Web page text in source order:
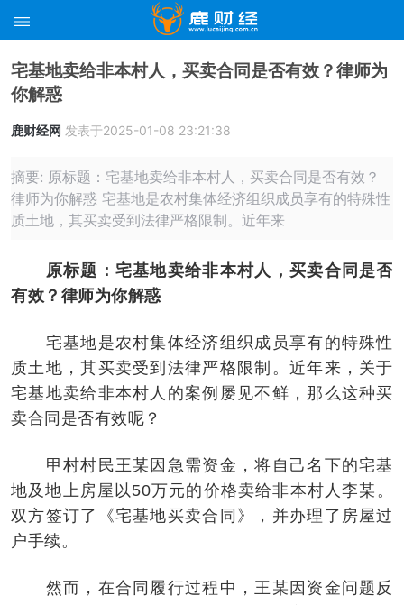
宅基地卖给非本村人，买卖合同是否有效？律师为
你解惑
鹿财经网 发表于2025-01-08 23:21:38
摘要: 原标题：宅基地卖给非本村人，买卖合同是否有效？
律师为你解惑 宅基地是农村集体经济组织成员享有的特殊性
质土地，其买卖受到法律严格限制。近年来
原标题：宅基地卖给非本村人，买卖合同是否
有效？律师为你解惑
宅基地是农村集体经济组织成员享有的特殊性
质土地，其买卖受到法律严格限制。近年来，关于
宅基地卖给非本村人的案例屡见不鲜，那么这种买
卖合同是否有效呢？
甲村村民王某因急需资金，将自己名下的宅基
地及地上房屋以50万元的价格卖给非本村人李某。
双方签订了《宅基地买卖合同》，并办理了房屋过
户手续。
然而，在合同履行过程中，王某因资金问题反